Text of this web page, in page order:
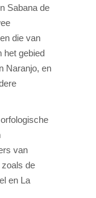
Sabana de
die van
het gebied
Naranjo, en
van
de
en La